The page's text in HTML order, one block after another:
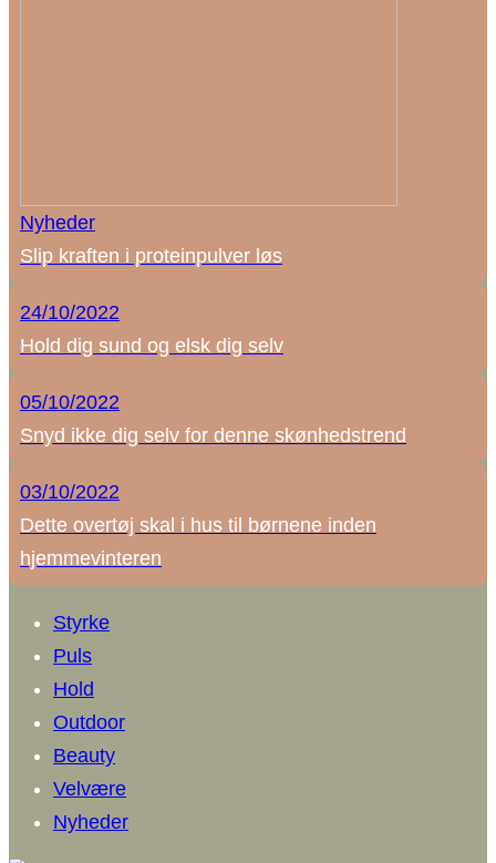
Nyheder
Slip kraften i proteinpulver løs
24/10/2022
Hold dig sund og elsk dig selv
05/10/2022
Snyd ikke dig selv for denne skønhedstrend
03/10/2022
Dette overtøj skal i hus til børnene inden
hjemmevinteren
Styrke
Puls
Hold
Outdoor
Beauty
Velvære
Nyheder